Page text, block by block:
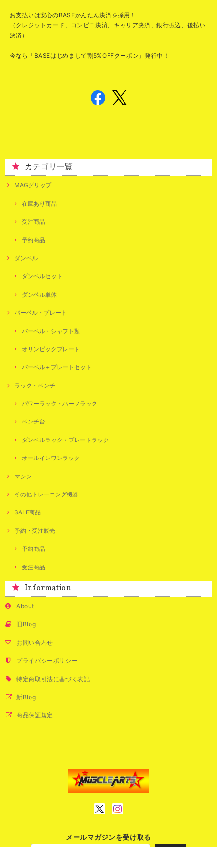
お支払いは安心のBASEかんたん決済を採用！
（クレジットカード、コンビニ決済、キャリア決済、銀行振込、後払い
決済）
今なら「BASEはじめまして割5%OFFクーポン」発行中！
カテゴリ一覧
MAGグリップ
在庫あり商品
受注商品
予約商品
ダンベル
ダンベルセット
ダンベル単体
バーベル・プレート
バーベル・シャフト類
オリンピックプレート
バーベル＋プレートセット
ラック・ベンチ
パワーラック・ハーフラック
ベンチ台
ダンベルラック・プレートラック
オールインワンラック
マシン
その他トレーニング機器
SALE商品
予約・受注販売
予約商品
受注商品
Information
About
旧Blog
お問い合わせ
プライバシーポリシー
特定商取引法に基づく表記
新Blog
商品保証規定
メールマガジンを受け取る